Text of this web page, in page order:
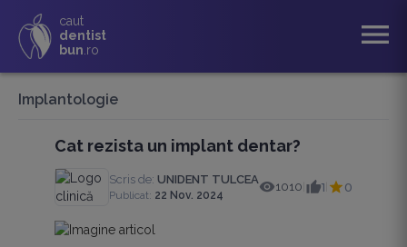
caut
dentist
bun .ro menu
Implantologie
Cat rezista un implant dentar?
Scris de: UNIDENT TULCEA
Publicat: 22 Nov. 2024
1010 1 0